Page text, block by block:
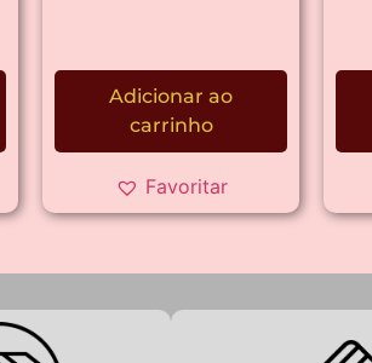
Adicionar ao
carrinho
Favoritar